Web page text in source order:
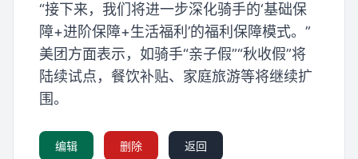
“接下来，我们将进一步深化骑手的‘基础保
障+进阶保障+生活福利’的福利保障模式。”
美团方面表示，如骑手“亲子假”“秋收假”将
陆续试点，餐饮补贴、家庭旅游等将继续扩
围。
编辑 删除 返回